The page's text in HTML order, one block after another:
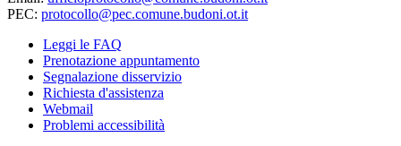
PEC: protocollo@pec.comune.budoni.ot.it
Leggi le FAQ
Prenotazione appuntamento
Segnalazione disservizio
Richiesta d'assistenza
Webmail
Problemi accessibilità